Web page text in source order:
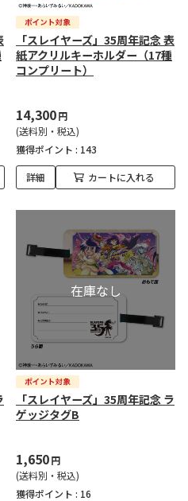
「スレイヤーズ」35周年記念 表
紙アクリルキーホルダー（17種
コンプリート）
14,300円
(送料別・税込)
獲得ポイント : 143
詳細 カートに入れる
「スレイヤーズ」35周年記念 ラ
ゲッジタグB
1,650円
(送料別・税込)
獲得ポイント : 16